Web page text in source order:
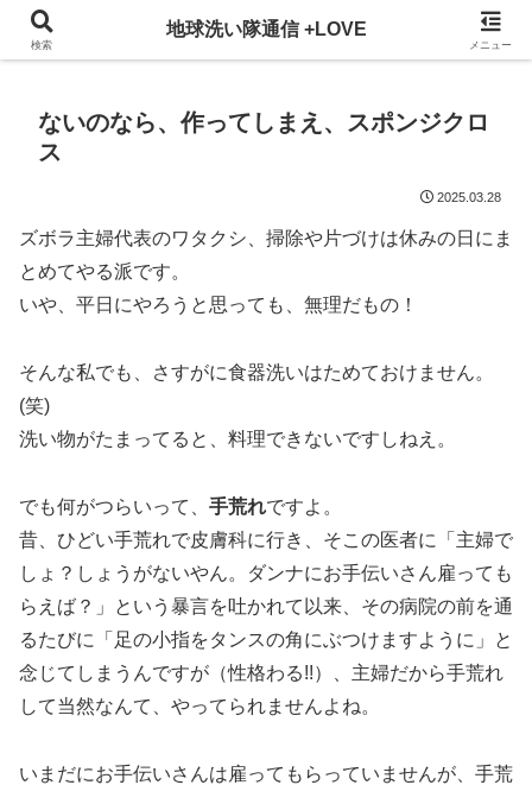
3ヵ月に一回発行している地球洗い隊通信を、WEBでも掲載！
ないのなら、作ってしまえ、スポンジクロ
ス
2025.03.28
ズボラ主婦代表のワタクシ、掃除や片づけは休みの日にま
とめてやる派です。
いや、平日にやろうと思っても、無理だもの！
そんな私でも、さすがに食器洗いはためておけません。
(笑)
洗い物がたまってると、料理できないですしねえ。
でも何がつらいって、 手荒れですよ。
昔、ひどい手荒れで皮膚科に行き、そこの医者に「主婦で
しょ？しょうがないやん。ダンナにお手伝いさん雇っても
らえば？」という暴言を吐かれて以来、その病院の前を通
るたびに「足の小指をタンスの角にぶつけますように」と
念じてしまうんですが（性格わる!!）、主婦だから手荒れ
して当然なんて、やってられませんよね。
いまだにお手伝いさんは雇ってもらっていませんが、手荒
検索
地球洗い隊通信 +LOVE
メニュー